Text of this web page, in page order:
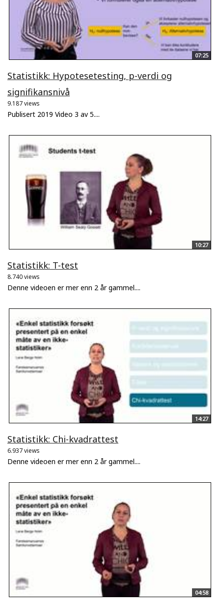
07:25
Statistikk: Hypotesetesting, p-verdi og
signifikansnivå
9.187 views
Publisert 2019 Video 3 av 5....
10:27
Statistikk: T-test
8.740 views
Denne videoen er mer enn 2 år gammel....
14:27
Statistikk: Chi-kvadrattest
6.937 views
Denne videoen er mer enn 2 år gammel....
04:58